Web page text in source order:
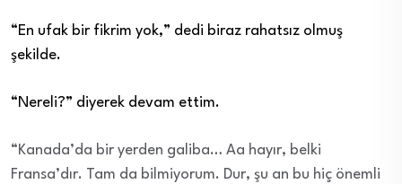
“En ufak bir fikrim yok,” dedi biraz rahatsız olmuş
şekilde.
“Nereli?” diyerek devam ettim.
“Kanada’da bir yerden galiba… Aa hayır, belki
Fransa’dır. Tam da bilmiyorum. Dur, şu an bu hiç önemli